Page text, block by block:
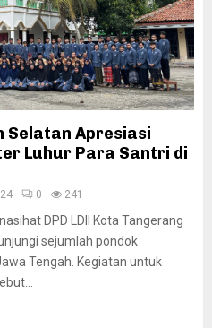
Selatan Apresiasi
Luhur Para Santri di
0 241
DPD LDII Kota Tangerang
sejumlah pondok
Tengah. Kegiatan untuk